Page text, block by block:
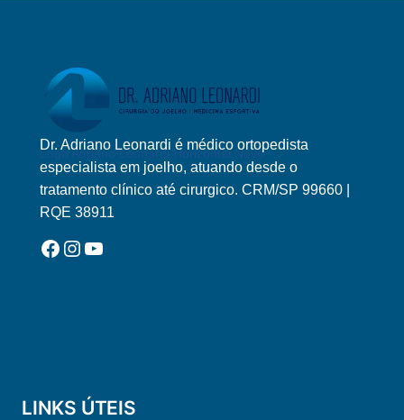
Logo Adriano Leonardi Horizontal Novo
Dr. Adriano Leonardi é médico ortopedista
especialista em joelho, atuando desde o
tratamento clínico até cirurgico. CRM/SP 99660 |
RQE 38911
Facebook
Instagram
YouTube
LINKS ÚTEIS